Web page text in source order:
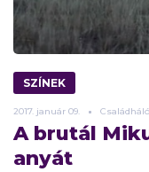
SZÍNEK
2017. január 09. Családháló
A brutál
anyát